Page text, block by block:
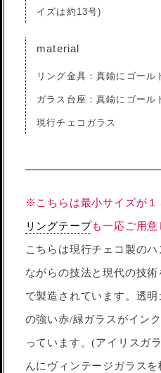
イズは約13号)
material
リング金具：真鍮にゴール
ガラス台座：真鍮にゴール
現行チェコガラス
※こちらは最小サイズが
リングテープも一応ご用意
こちらは現行チェコ製の
ながらの技法と現代の技
で製造されています。透
の強い赤/緑ガラスがイン
っています。(アイリスガ
んにヴィンテージガラス